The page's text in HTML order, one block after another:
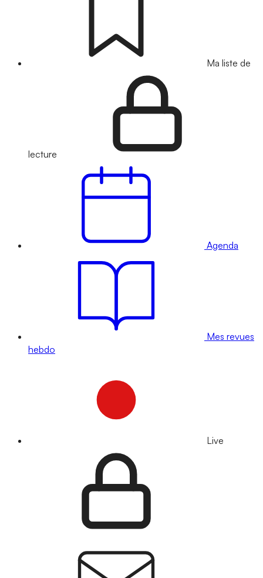
Ma liste de
lecture
Agenda
Mes revues
hebdo
Live